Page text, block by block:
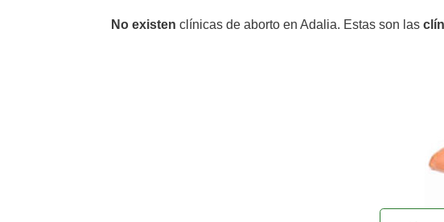
No existen clínicas de aborto en Adalia. Estas son las